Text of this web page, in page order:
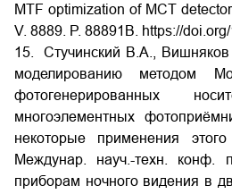
MTF optimization of MCT
V. 8889. P. 88891B. https://
15. Стучинский В.А.,
моделированию методом
фотогенерированных
многоэлементных
некоторые применения
Междунар. науч.-техн. конф.
приборам ночного видения в